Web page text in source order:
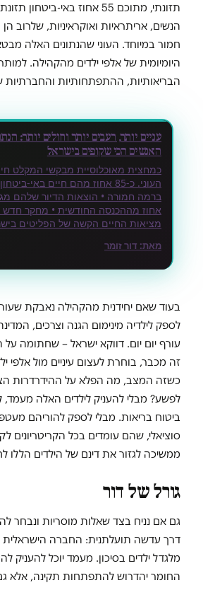
תזונתי, מתוכם 55 אחוז באי-
הנשים, אריתראיות ואוקראיניות, שלרוב
חמור במיוחד. העוני שהנתונים האלה
היומיומית של אלפי ילדים מהקהילה.
הבריאותיות, ההתפתחותיות והחברתיות
עניים יותר, רעבים יותר וחולים יותר:
האנשים הכי שקופים בישראל
כמחצית מאוכלוסיית מבקשי המקלט
העוני. כ-85 אחוז מהם חיים באי-
אחוז מההכנסה החודשית • מחקר
מציאות החיים הקשה של הפליטים
מאת: דור זומר
בעוד שאם יחידנית מהקהילה נאבקת
לספק לילדיה מינימום הגנה וצרכים,
עורף יום יום. דווקא ישראל – שחתומה על
זה מכבר, בוחרת לעצום עיניים מול אלפי
כשזה המצב, מה הפלא על ההידרדרות
לפשע? מבלי להעניק לילדים האלה מעמד,
ביטוח בריאות. מבלי לספק להוריהם
סוציאלי, שהם עומדים בכל הקריטריונים
ממשיכה לגזור את דינם של הילדים הללו
גורל של דור
גם אם נניח בצד שאלות מוסריות ונבחר
דרך עדשה תועלתנית: החברה
מלגדל ילדים בסיכון. מעמד יוכל
החומר יהדרוש להתפתחות תקינה, אלא